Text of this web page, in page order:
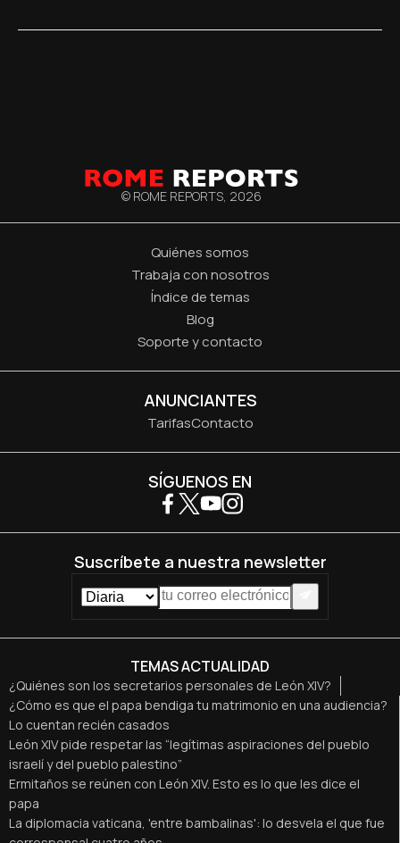
© ROME REPORTS, 2026
Quiénes somos
Trabaja con nosotros
Índice de temas
Blog
Soporte y contacto
ANUNCIANTES
TarifasContacto
TEMAS ACTUALIDAD
¿Quiénes son los secretarios personales de León XIV?
¿Cómo es que el papa bendiga tu matrimonio en una audiencia?
Lo cuentan recién casados
León XIV pide respetar las “legítimas aspiraciones del pueblo
israelí y del pueblo palestino”
Ermitaños se reúnen con León XIV. Esto es lo que les dice el
papa
La diplomacia vaticana, 'entre bambalinas': lo desvela el que fue
SÍGUENOS EN
Suscríbete a nuestra newsletter